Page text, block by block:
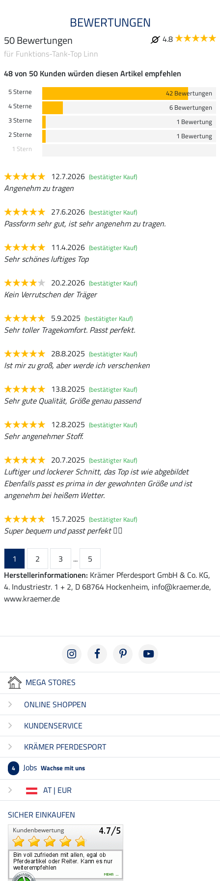
BEWERTUNGEN
50 Bewertungen
4.8
für Funktions-Tank-Top Linn
48 von 50 Kunden würden diesen Artikel empfehlen
5 Sterne
42 Bewertungen
4 Sterne
6 Bewertungen
3 Sterne
1 Bewertung
2 Sterne
1 Bewertung
1 Stern
12.7.2026 (bestätigter Kauf)
Angenehm zu tragen
27.6.2026 (bestätigter Kauf)
Passform sehr gut, ist sehr angenehm zu tragen.
11.4.2026 (bestätigter Kauf)
Sehr schönes luftiges Top
20.2.2026 (bestätigter Kauf)
Kein Verrutschen der Träger
5.9.2025 (bestätigter Kauf)
Sehr toller Tragekomfort. Passt perfekt.
28.8.2025 (bestätigter Kauf)
Ist mir zu groß, aber werde ich verschenken
13.8.2025 (bestätigter Kauf)
Sehr gute Qualität, Größe genau passend
12.8.2025 (bestätigter Kauf)
Sehr angenehmer Stoff.
20.7.2025 (bestätigter Kauf)
Luftiger und lockerer Schnitt, das Top ist wie abgebildet
Ebenfalls passt es prima in der gewohnten Größe und ist
angenehm bei heißem Wetter.
15.7.2025 (bestätigter Kauf)
Super bequem und passt perfekt 👌🏻
1 2 3 ...
5
Herstellerinformationen: Krämer Pferdesport GmbH & Co. KG,
4. Industriestr. 1 + 2, D 68764 Hockenheim, info@kraemer.de,
www.kraemer.de
MEGA STORES
ONLINE SHOPPEN
KUNDENSERVICE
KRÄMER PFERDESPORT
4 Jobs Wachse mit uns
AT | EUR
SICHER EINKAUFEN